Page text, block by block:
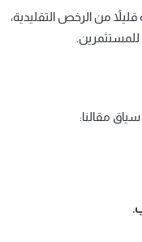
من الرخص التقليدية،
للمستثمرين.
مقالنا:
.